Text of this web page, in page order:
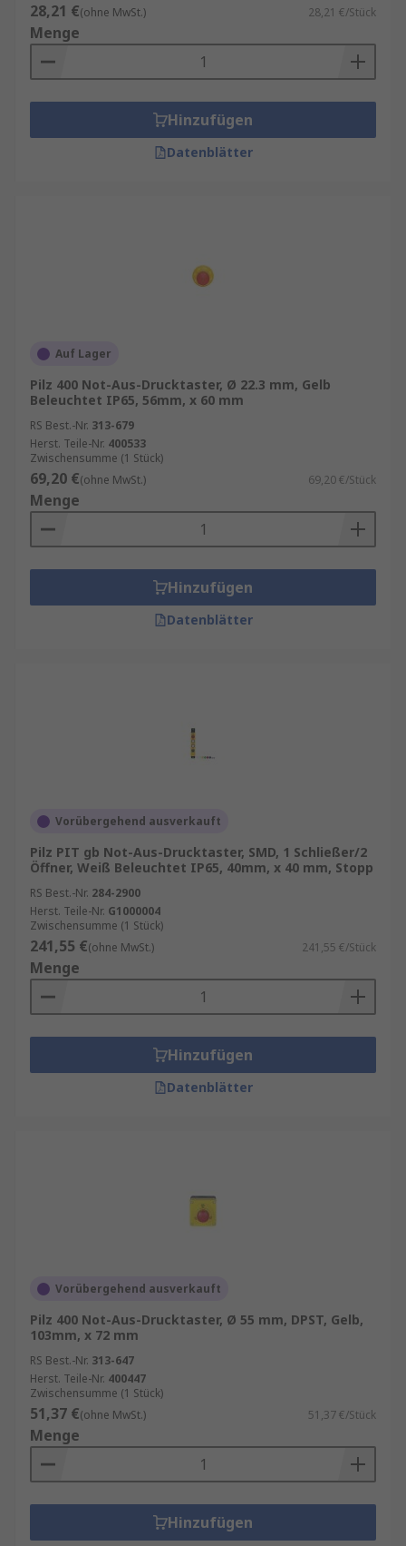
28,21 €(ohne MwSt.) 28,21 €/Stück
Menge
Hinzufügen
Datenblätter
Auf Lager
Pilz 400 Not-Aus-Drucktaster, Ø 22.3 mm, Gelb
Beleuchtet IP65, 56mm, x 60 mm
RS Best.-Nr. 313-679
Herst. Teile-Nr. 400533
Zwischensumme (1 Stück)
69,20 €(ohne MwSt.) 69,20 €/Stück
Menge
Hinzufügen
Datenblätter
Vorübergehend ausverkauft
Pilz PIT gb Not-Aus-Drucktaster, SMD, 1 Schließer/2
Öffner, Weiß Beleuchtet IP65, 40mm, x 40 mm, Stopp
RS Best.-Nr. 284-2900
Herst. Teile-Nr. G1000004
Zwischensumme (1 Stück)
241,55 €(ohne MwSt.) 241,55 €/Stück
Menge
Hinzufügen
Datenblätter
Vorübergehend ausverkauft
Pilz 400 Not-Aus-Drucktaster, Ø 55 mm, DPST, Gelb,
103mm, x 72 mm
RS Best.-Nr. 313-647
Herst. Teile-Nr. 400447
Zwischensumme (1 Stück)
51,37 €(ohne MwSt.) 51,37 €/Stück
Menge
Hinzufügen